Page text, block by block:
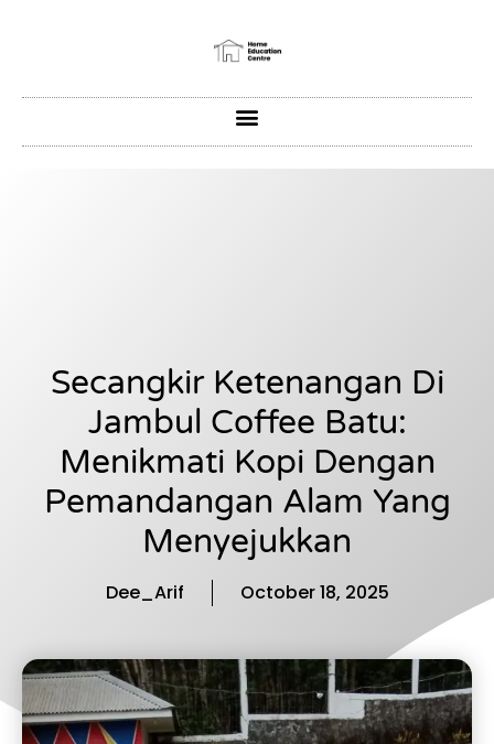
Secangkir Ketenangan Di
Jambul Coffee Batu:
Menikmati Kopi Dengan
Pemandangan Alam Yang
Menyejukkan
Dee_Arif October 18, 2025